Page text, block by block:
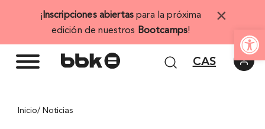
Abrir
¡ Inscripciones abiertas para la próxima
edición de nuestros Bootcamps!
×
CAS
Inicio/ Noticias